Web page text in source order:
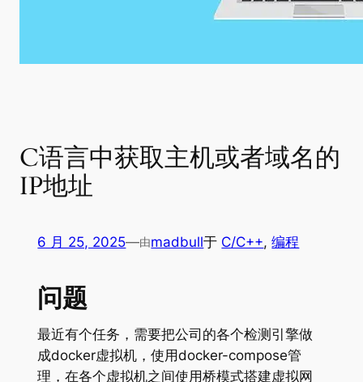
C语言中获取主机或者域名的
IP地址
6 月 25, 2025—由madbull于 C/C++, 编程
问题
最近有个任务，需要把公司的各个检测引擎做
成docker虚拟机，使用docker-compose管
理，在各个虚拟机之间使用桥模式搭建虚拟网